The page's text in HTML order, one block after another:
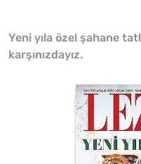
Yeni yıla özel şahane
karşınızdayız.